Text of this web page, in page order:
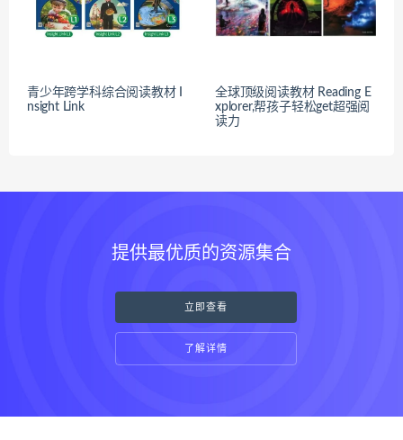
青少年跨学科综合阅读教材 I
nsight Link
全球顶级阅读教材 Reading E
xplorer,帮孩子轻松get超强阅
读力
提供最优质的资源集合
立即查看
了解详情